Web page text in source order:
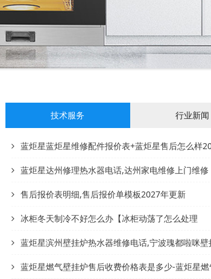
技术服务 行业新闻
蓝炬星蓝炬星维修配件报价表+蓝炬星售后怎么样2027
蓝炬星达州修理热水器电话,达州家电维修上门维修，蓝炬星打
售后报价表明细,售后报价单模板2027年更新
冰柜冬天制冷不好怎么办【冰柜动荡了怎么处理
蓝炬星滨州壁挂炉热水器维修电话,宁波瑰都啦咪壁挂炉维修@滨州壁挂式
蓝炬星燃气壁挂炉售后收费价格表是多少-蓝炬星燃气灶怎